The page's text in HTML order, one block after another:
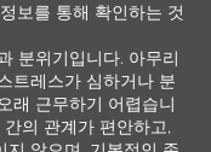
보를 통해 확인하는 것
분위기입니다. 아무리
트레스가 심하거나 분
래 근무하기 어렵습니
의 관계가 편안하고,